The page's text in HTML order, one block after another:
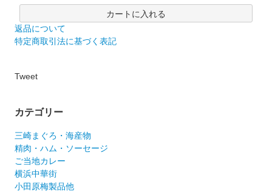
カートに入れる
返品について
特定商取引法に基づく表記
Tweet
カテゴリー
三崎まぐろ・海産物
精肉・ハム・ソーセージ
ご当地カレー
横浜中華街
小田原梅製品他